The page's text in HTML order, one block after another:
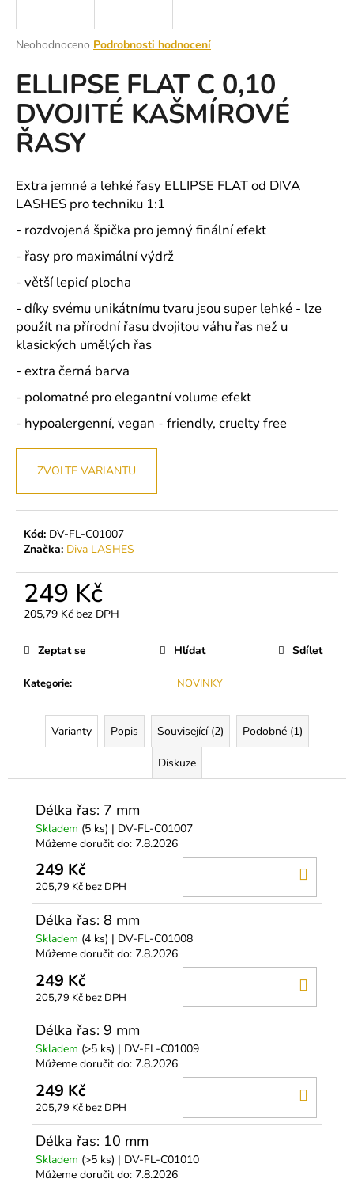
Průměrné
produktu
je
0,0
z
5
hvězdiček.
Neohodnoceno Podrobnosti hodnocení
ELLIPSE FLAT C 0,10
DVOJITÉ KAŠMÍROVÉ
ŘASY
Extra jemné a lehké řasy ELLIPSE FLAT od DIVA
LASHES pro techniku 1:1
- rozdvojená špička pro jemný finální efekt
- řasy pro maximální výdrž
- větší lepicí plocha
- díky svému unikátnímu tvaru jsou super lehké - lze
použít na přírodní řasu dvojitou váhu řas než u
klasických umělých řas
- extra černá barva
- polomatné pro elegantní volume efekt
- hypoalergenní, vegan - friendly, cruelty free
ZVOLTE VARIANTU
Kód: DV-FL-C01007
Značka: Diva LASHES
249 Kč
205,79 Kč bez DPH
Měrná
cena:
Kategorie: NOVINKY
Zeptat se Hlídat Sdílet
Varianty Popis Související (2) Podobné (1)
Diskuze
Délka řas: 7 mm
Skladem (5 ks) | DV-FL-C01007
Můžeme doručit do: 7.8.2026
249 Kč
205,79 Kč bez DPH
Délka řas: 8 mm
Skladem (4 ks) | DV-FL-C01008
Můžeme doručit do: 7.8.2026
249 Kč
205,79 Kč bez DPH
Délka řas: 9 mm
Skladem (>5 ks) | DV-FL-C01009
Můžeme doručit do: 7.8.2026
249 Kč
205,79 Kč bez DPH
Délka řas: 10 mm
Skladem (>5 ks) | DV-FL-C01010
Můžeme doručit do: 7.8.2026
j
t
?
HLEDAT
D
p
o
r
u
u
m
e
LEPIDLO
ULTRA
RYCHLÉ
VOLUME
/
MEGA
VOLUME
399
Kč